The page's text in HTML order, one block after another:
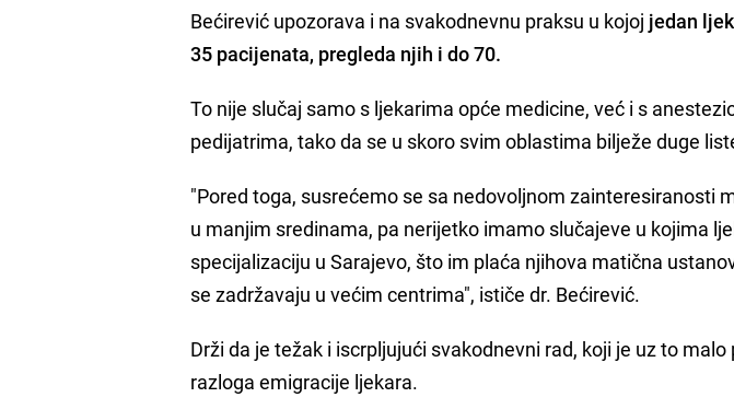
Bećirević upozorava i na svakodnevnu praksu u kojoj jedan
35 pacijenata, pregleda njih i do 70.
To nije slučaj samo s ljekarima opće medicine, već i s
pedijatrima, tako da se u skoro svim oblastima bilježe duge
"Pored toga, susrećemo se sa nedovoljnom zainteresiranosti
u manjim sredinama, pa nerijetko imamo slučajeve u kojima
specijalizaciju u Sarajevo, što im plaća njihova matična
se zadržavaju u većim centrima", ističe dr. Bećirević.
Drži da je težak i iscrpljujući svakodnevni rad, koji je uz to
razloga emigracije ljekara.